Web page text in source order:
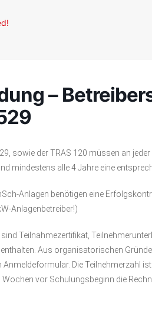
–
sowie der TRAS 120 müssen an
mindestens alle 4 Jahre eine
Anlagen benötigen eine
Anlagenbetreiber!)
sind Teilnahmezertifikat,
Aus organisatorischen
Anmeldeformular. Die Teilnehmerzahl
Wochen vor Schulungsbeginn die